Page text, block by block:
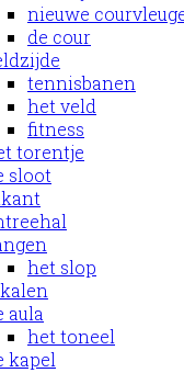
nieuwe
de cour
tennisbanen
het veld
fitness
torentje
sloot
het slop
aula
het toneel
kapel